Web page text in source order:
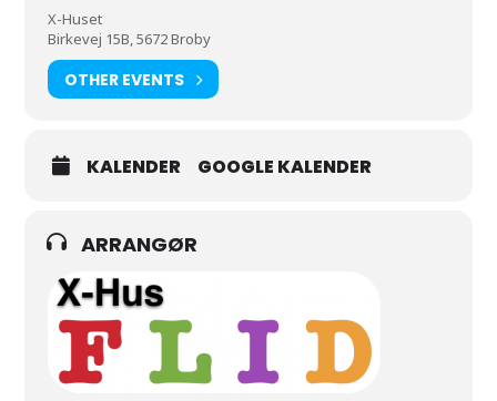
X-Huset
Birkevej 15B, 5672 Broby
OTHER EVENTS
KALENDER GOOGLE KALENDER
ARRANGØR